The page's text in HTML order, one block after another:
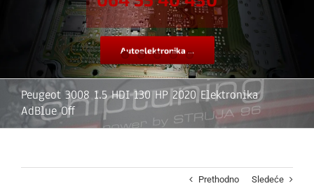
Autoelektronika ...
Peugeot 3008 1.5 HDI 130 HP 2020 Elektronika
AdBlue Off
Prethodno Sledeće